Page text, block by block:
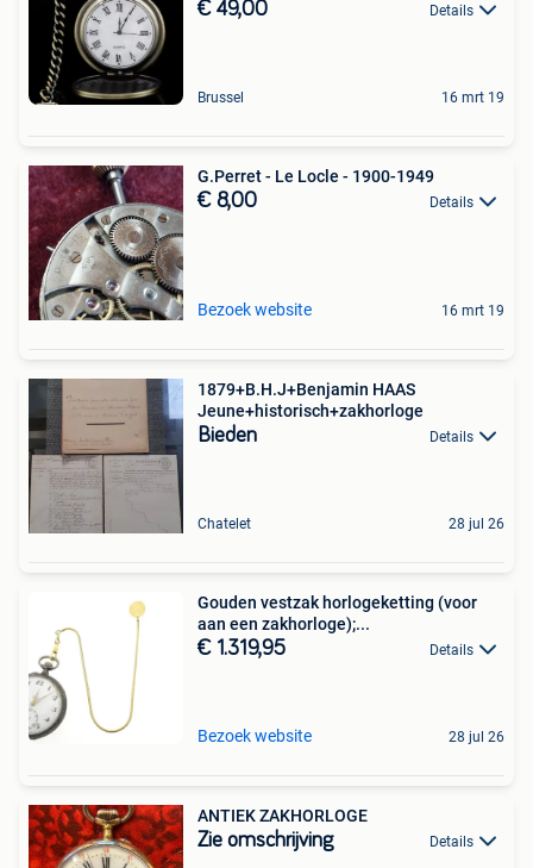
€ 49,00 Details
Brussel 16 mrt 19
G.Perret - Le Locle - 1900-1949
€ 8,00 Details
Bezoek website 16 mrt 19
1879+B.H.J+Benjamin HAAS
Jeune+historisch+zakhorloge
Bieden Details
Chatelet 28 jul 26
Gouden vestzak horlogeketting (voor
aan een zakhorloge);...
€ 1.319,95 Details
Bezoek website 28 jul 26
ANTIEK ZAKHORLOGE
Zie omschrijving Details